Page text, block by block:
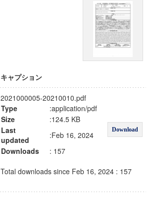
キャプション
2021000005-20210010.pdf
Type
:application/pdf
Download
Size
:124.5 KB
Last
updated
:Feb 16, 2024
Downloads
: 157
Total downloads since Feb 16, 2024 : 157